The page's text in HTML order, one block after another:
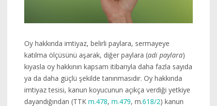
Oy hakkında imtiyaz, belirli paylara, sermayeye
katılma ölçüsünü aşarak, diğer paylara (adi paylara)
kıyasla oy hakkının kapsam itibarıyla daha fazla sayıda
ya da daha güçlü şekilde tanınmasıdır. Oy hakkında
imtiyaz tesisi, kanun koyucunun açıkça verdiği yetkiye
dayandığından (TTK m.478, m.479, m.618/2) kanun